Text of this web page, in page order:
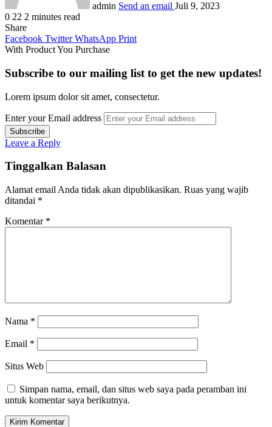
admin Send an email Juli 9, 2023
0 22 2 minutes read
Share
Facebook Twitter WhatsApp Print
With Product You Purchase
Subscribe to our mailing list to get the new updates!
Lorem ipsum dolor sit amet, consectetur.
Enter your Email address
Leave a Reply
Tinggalkan Balasan
Alamat email Anda tidak akan dipublikasikan. Ruas yang wajib
ditandai *
Komentar *
Nama *
Email *
Situs Web
Simpan nama, email, dan situs web saya pada peramban ini
untuk komentar saya berikutnya.